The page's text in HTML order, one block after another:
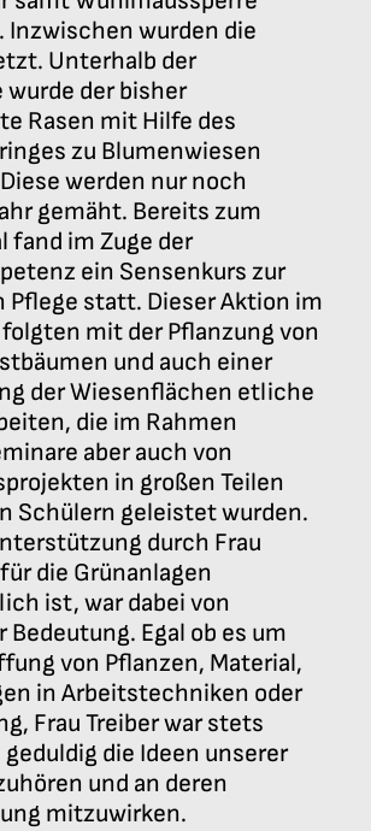
wurden die
Unterhalb der
wurde der bisher
Rasen mit Hilfe des
zu Blumenwiesen
werden nur noch
gemäht. Bereits zum
fand im Zuge der
ein Sensenkurs zur
Pflege statt. Dieser Aktion im
mit der Pflanzung von
und auch einer
der Wiesenflächen etliche
die im Rahmen
aber auch von
in großen Teilen
Schülern geleistet wurden.
durch Frau
die Grünanlagen
ist, war dabei von
Egal ob es um
von Pflanzen, Material,
in Arbeitstechniken oder
Frau Treiber war stets
die Ideen unserer
und an deren
mitzuwirken.